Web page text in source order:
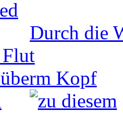
Durch die
Kopf